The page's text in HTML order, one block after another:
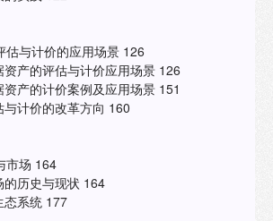
与计价的应用场景 126
产的评估与计价应用场景 126
产的计价案例及应用场景 151
计价的改革方向 160
市场 164
历史与现状 164
系统 177